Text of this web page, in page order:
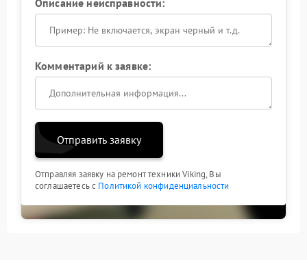
Описание неисправности:
Комментарий к заявке:
Отправить заявку
Отправляя заявку на ремонт техники Viking, Вы
соглашаетесь с Политикой конфиденциальности